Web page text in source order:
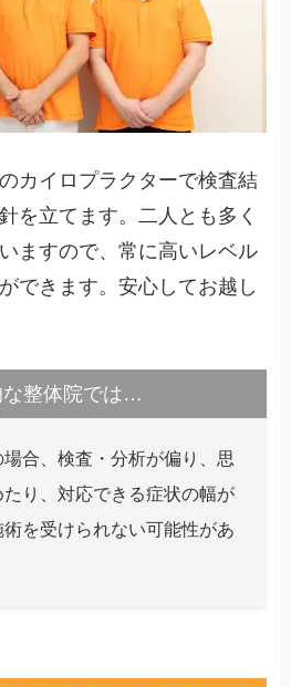
カイロプラクターで検査結
を立てます。二人とも多く
ますので、常に高いレベル
できます。安心してお越し
な整体院では…
合、検査・分析が偏り、思
り、対応できる症状の幅が
を受けられない可能性があ